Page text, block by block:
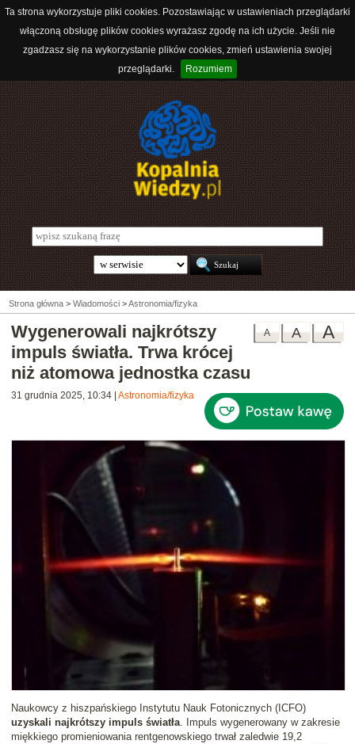
Ta strona wykorzystuje pliki cookies. Pozostawiając w ustawieniach przeglądarki
włączoną obsługę plików cookies wyrażasz zgodę na ich użycie. Jeśli nie
zgadzasz się na wykorzystanie plików cookies, zmień ustawienia swojej
przeglądarki.
Rozumiem
Strona główna > Wiadomości >Astronomia/fizyka
A
A
A
Wygenerowali najkrótszy
impuls światła. Trwa krócej
niż atomowa jednostka czasu
31 grudnia 2025, 10:34 Astronomia/fizyka
Naukowcy z hiszpańskiego Instytutu Nauk Fotonicznych (ICFO)
uzyskali najkrótszy impuls światła. Impuls wygenerowany w zakresie
miękkiego promieniowania rentgenowskiego trwał zaledwie 19,2